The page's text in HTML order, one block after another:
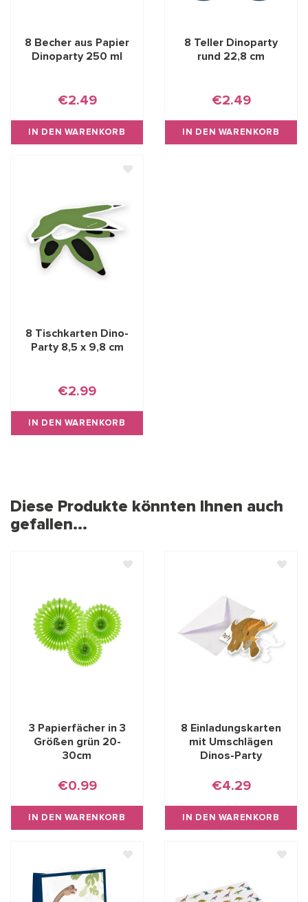
8 Becher aus Papier
Dinoparty 250 ml
€2.49
IN DEN WARENKORB
8 Teller Dinoparty
rund 22,8 cm
€2.49
IN DEN WARENKORB
8 Tischkarten Dino-
Party 8,5 x 9,8 cm
€2.99
IN DEN WARENKORB
Diese Produkte könnten Ihnen auch
gefallen...
3 Papierfächer in 3
Größen grün 20-
30cm
€0.99
IN DEN WARENKORB
8 Einladungskarten
mit Umschlägen
Dinos-Party
€4.29
IN DEN WARENKORB